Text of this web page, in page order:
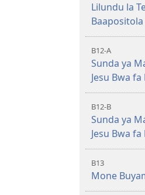
Lilundu la
Baapositola
B12-A
Sunda ya
Jesu Bwa
B12-B
Sunda ya
Jesu Bwa
B13
Mone